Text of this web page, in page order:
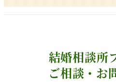
結婚相談所
ご相談・お